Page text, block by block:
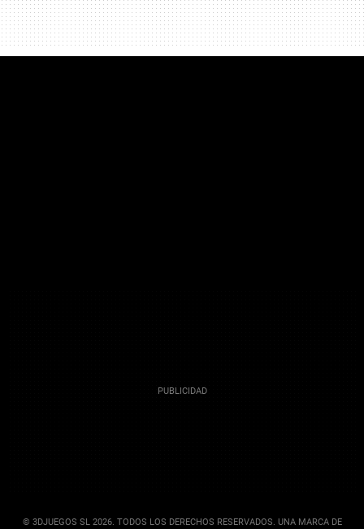
© 3DJUEGOS SL 2026. TODOS LOS DERECHOS RESERVADOS. UNA MARCA DE